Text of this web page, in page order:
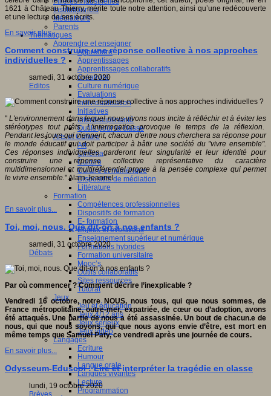
Institutionnels
Médiateurs
Parents
Thématiques
Apprendre et enseigner
Apprendre
Apprentissages
Apprentissages collaboratifs
Créativité
Culture numérique
Evaluations
Individualisation
Initiatives
Interdisciplinarité
Outils pour la classe
Arts et Culture
Art
Cinéma
Culture
Culture et numérique
Dispositifs de médiation
Littérature
Formation
Compétences professionnelles
Dispositifs de formation
E- formation
Enjeux et évolutions
Enseignement supérieur et numérique
Formations hybrides
Formation universitaire
Mooc’s
Outils collaboratifs
Sites ressources
Tutorat
Jeux
Jeu et éducation
Jeux 4/12 ans
Jeux sérieux
Jeux vidéo
Langages
Ecriture
Humour
Langue orale
Langues vivantes
Lecture
Programmation
1621 à Château Thierry, mérite toute notre attention, ainsi qu’une redécouverte
et une lecture de ses écrits.
En savoir plus...
Comment construire une réponse collective à nos approches
individuelles ?
samedi, 31 octobre 2020
Editos
"L'environnement dans lequel nous vivons nous incite à réfléchir et à éviter les
stéréotypes tout prêts. L'interrogation provoque le temps de la réflexion.
Pendant les jours qui viennent, chacun d'entre nous cherchera sa réponse pour
le monde éducatif qui doit participer à bâtir une société du "vivre ensemble".
Ces réponses individuelles garderont leur singularité et leur identité pour
construire une réponse collective représentative du caractère
multidimensionnel et multiréférentiel propre à la pensée complexe qui permet
le vivre ensemble." Alain Jeannel
En savoir plus...
Toi, moi, nous. Que dit-on à nos enfants ?
samedi, 31 octobre 2020
Débats
Par où commencer ? Comment décrire l’inexplicable ?
Vendredi 16 octobre, notre NOUS, nous tous, qui que nous sommes, de
France métropolitaine, outre-mer, expatriée, de cœur ou d’adoption, avons
été attaqués. Une partie de nous a été assassinée. Un bout de chacun.e de
nous, qui que nous soyons, qui que nous ayons envie d’être, est mort en
même temps que Samuel Paty, ce vendredi après une journée de cours.
En savoir plus...
Odysseum-Eduscol : Lire et interpréter la tragédie en classe
lundi, 19 octobre 2020